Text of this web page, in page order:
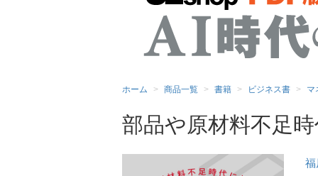
ホーム 商品一覧 書籍 ビジネス書 マ
部品や原材料不足
福